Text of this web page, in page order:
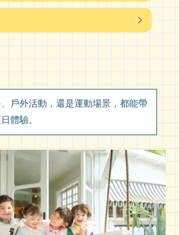
戶外活動，還是運動場景，都能帶
體驗。